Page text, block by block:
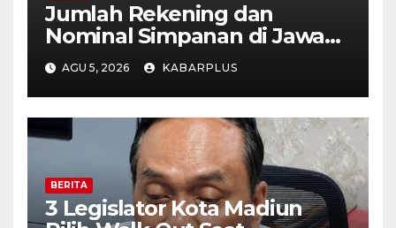
Jumlah Rekening dan
Nominal Simpanan di Jawa
Timur Meningkat 1,17% Year
on Year.
AGU 5, 2026 KABARPLUS
BERITA
3 Legislator Kota Madiun